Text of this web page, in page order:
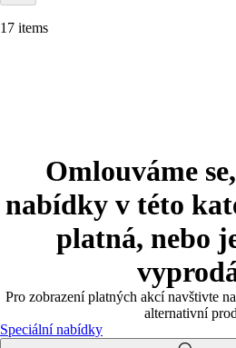
17 items
Omlouváme
nabídky v této
platná, nebo
Pro zobrazení platných akcí navštivte
alternativní
Speciální nabídky